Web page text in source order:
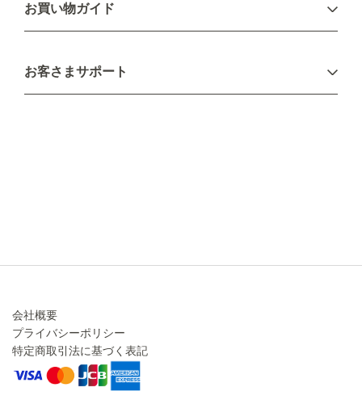
新規会員登録
お買い物ガイド
配送について
不良品・返品について
お客さまサポート
会社概要
プライバシーポリシー
特定商取引法に基づく表記